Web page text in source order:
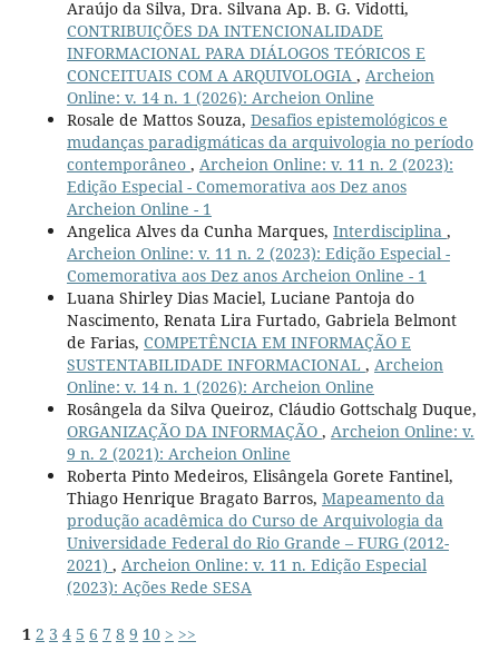
Araújo da Silva, Dra. Silvana Ap. B. G. Vidotti,
CONTRIBUIÇÕES DA INTENCIONALIDADE
INFORMACIONAL PARA DIÁLOGOS TEÓRICOS E
CONCEITUAIS COM A ARQUIVOLOGIA , Archeion
Online: v. 14 n. 1 (2026): Archeion Online
Rosale de Mattos Souza, Desafios epistemológicos e
mudanças paradigmáticas da arquivologia no período
contemporâneo , Archeion Online: v. 11 n. 2 (2023):
Edição Especial - Comemorativa aos Dez anos
Archeion Online - 1
Angelica Alves da Cunha Marques, Interdisciplina ,
Archeion Online: v. 11 n. 2 (2023): Edição Especial -
Comemorativa aos Dez anos Archeion Online - 1
Luana Shirley Dias Maciel, Luciane Pantoja do
Nascimento, Renata Lira Furtado, Gabriela Belmont
de Farias, COMPETÊNCIA EM INFORMAÇÃO E
SUSTENTABILIDADE INFORMACIONAL , Archeion
Online: v. 14 n. 1 (2026): Archeion Online
Rosângela da Silva Queiroz, Cláudio Gottschalg Duque,
ORGANIZAÇÃO DA INFORMAÇÃO , Archeion Online: v.
9 n. 2 (2021): Archeion Online
Roberta Pinto Medeiros, Elisângela Gorete Fantinel,
Thiago Henrique Bragato Barros, Mapeamento da
produção acadêmica do Curso de Arquivologia da
Universidade Federal do Rio Grande – FURG (2012-
2021) , Archeion Online: v. 11 n. Edição Especial
(2023): Ações Rede SESA
1 2 3 4 5 6 7 8 9 10 > >>